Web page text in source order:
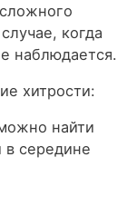
когда
наблюдается.
хитрости:
найти
в середине